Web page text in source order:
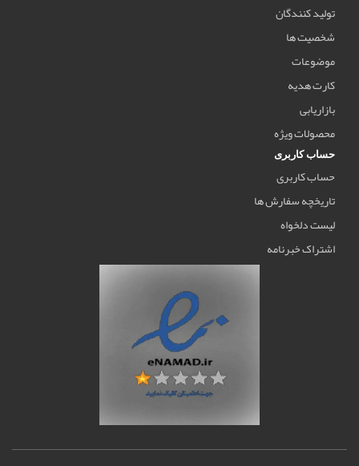
تولید کنندگان
شخصیت ها
موضوعات
کارت هدیه
بازاریابی
محصولات ویژه
حساب کاربری
حساب کاربری
تاریخچه سفارش ها
لیست دلخواه
اشتراک خبرنامه